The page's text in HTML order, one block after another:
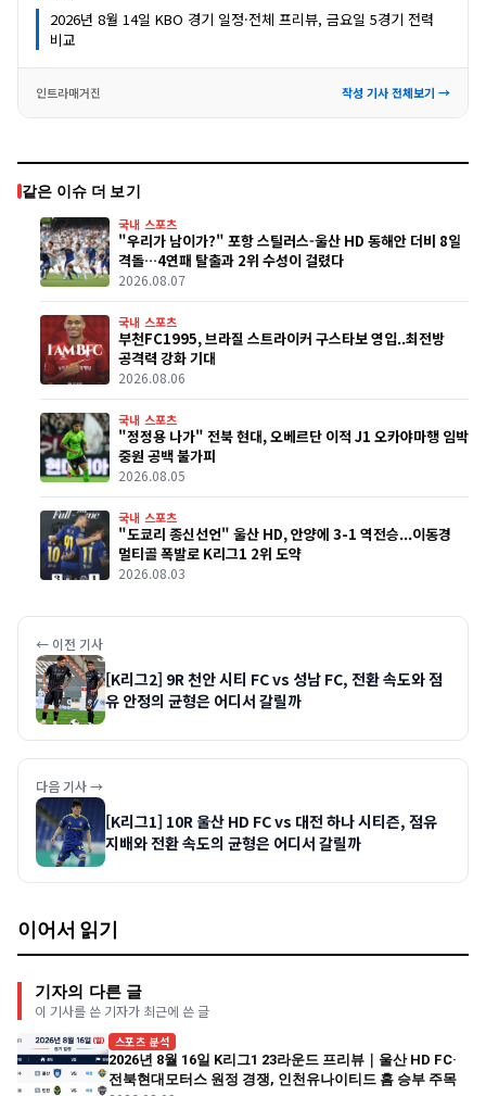
2026년 8월 14일 KBO 경기 일정·전체 프리뷰, 금요일 5경기 전력
비교
인트라매거진 작성 기사 전체보기 →
같은 이슈 더 보기
국내 스포츠
"우리가 남이가?" 포항 스틸러스-울산 HD 동해안 더비 8일
격돌…4연패 탈출과 2위 수성이 걸렸다
2026.08.07
국내 스포츠
부천FC1995, 브라질 스트라이커 구스타보 영입..최전방
공격력 강화 기대
2026.08.06
국내 스포츠
"정정용 나가" 전북 현대, 오베르단 이적 J1 오카야마행 임박
중원 공백 불가피
2026.08.05
국내 스포츠
"도쿄리 종신선언" 울산 HD, 안양에 3-1 역전승...이동경
멀티골 폭발로 K리그1 2위 도약
2026.08.03
← 이전 기사
[K리그2] 9R 천안 시티 FC vs 성남 FC, 전환 속도와 점
유 안정의 균형은 어디서 갈릴까
다음 기사 →
[K리그1] 10R 울산 HD FC vs 대전 하나 시티즌, 점유
지배와 전환 속도의 균형은 어디서 갈릴까
이어서 읽기
기자의 다른 글
이 기사를 쓴 기자가 최근에 쓴 글
스포츠 분석
2026년 8월 16일 K리그1 23라운드 프리뷰｜울산 HD FC·
전북현대모터스 원정 경쟁, 인천유나이티드 홈 승부 주목